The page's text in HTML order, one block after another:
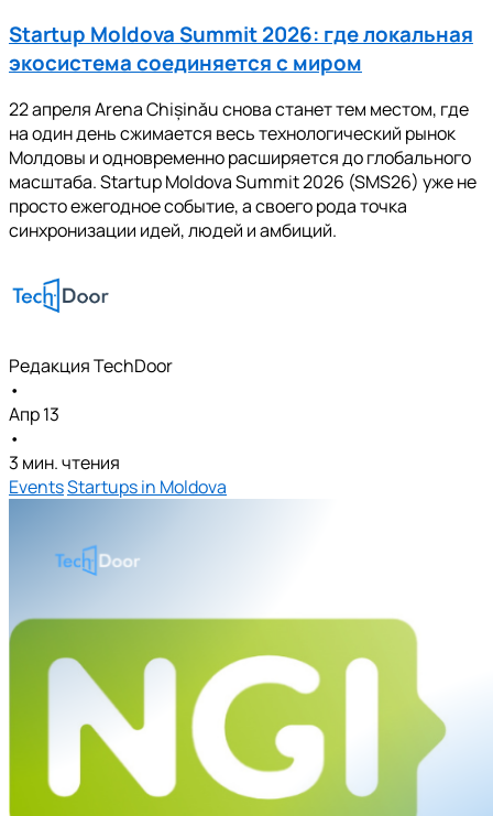
Startup Moldova Summit 2026: где локальная
экосистема соединяется с миром
22 апреля Arena Chișinău снова станет тем местом, где
на один день сжимается весь технологический рынок
Молдовы и одновременно расширяется до глобального
масштаба. Startup Moldova Summit 2026 (SMS26) уже не
просто ежегодное событие, а своего рода точка
синхронизации идей, людей и амбиций.
Редакция TechDoor
•
Апр 13
•
3 мин. чтения
EventsStartups in Moldova